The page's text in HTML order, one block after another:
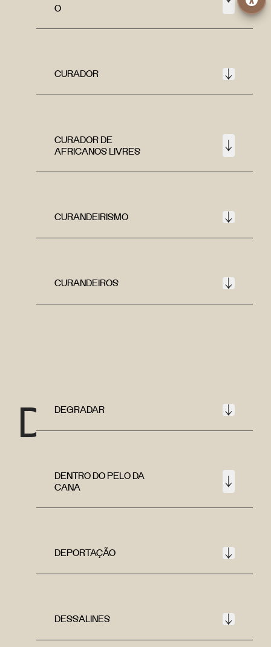
O
CURADOR
CURADOR DE
AFRICANOS LIVRES
CURANDEIRISMO
CURANDEIROS
D DEGRADAR
DENTRO DO PELO DA
CANA
DEPORTAÇÃO
DESSALINES